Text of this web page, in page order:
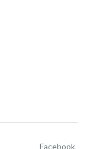
Facebook